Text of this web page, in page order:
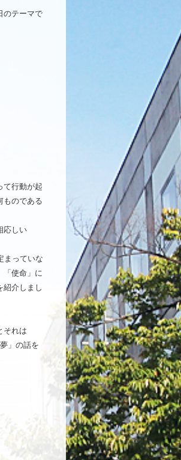
のテーマで
て行動が起
ものである
応しい
まっていな
「使命」に
紹介しまし
それは
」の話を